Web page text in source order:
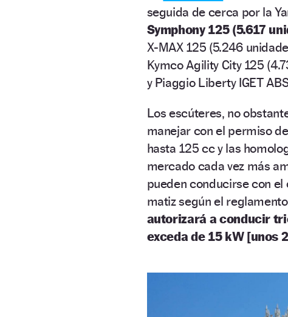
seguida de cerca por la
Symphony 125 (5.617
X-MAX 125 (5.246
Kymco Agility City 125
y Piaggio Liberty IGET
Los escúteres, no
manejar con el permiso
hasta 125 cc y las
mercado cada vez más
pueden conducirse con
matiz según el
autorizará a conducir
exceda de 15 kW [unos